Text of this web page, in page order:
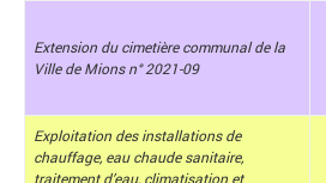
Extension du cimetière communal de la
Ville de Mions n° 2021-09
Exploitation des installations de
chauffage, eau chaude sanitaire,
traitement d’eau, climatisation et